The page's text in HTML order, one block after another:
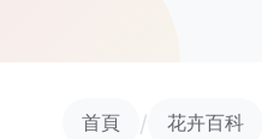
首頁 / 花卉百科